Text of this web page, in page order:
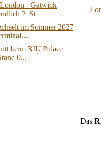
- Gatwick
2. St...
im Sommer 2027
beim RIU Palace
0...
Das